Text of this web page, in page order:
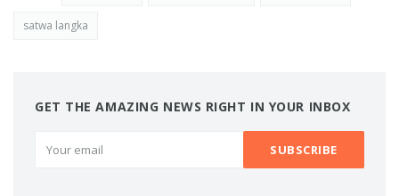
satwa langka
GET THE AMAZING NEWS RIGHT IN YOUR INBOX